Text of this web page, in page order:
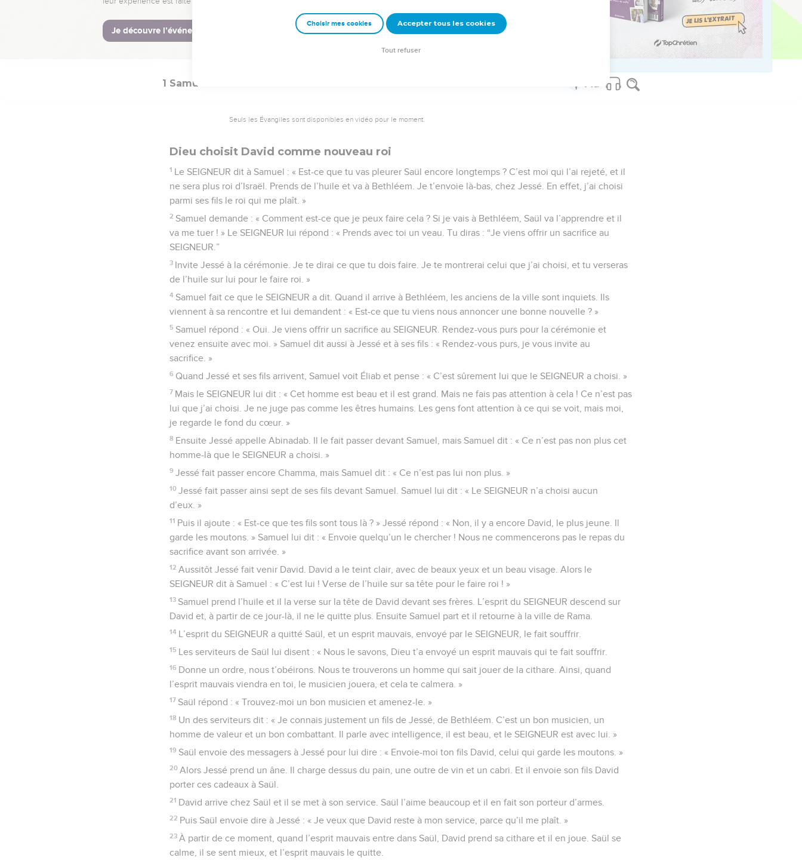
même regrette d’avoir choisi Saül comme roi d’Israël.
© Société biblique française – Bibli’O, 2000, avec autorisation. Pour vous procurer une Bible imprimée, rendez-vous sur www.editionsbiblio.fr
1 Samuel
Seuls les Évangiles sont disponibles en vidéo pour le moment.
Dieu choisit David comme nouveau roi
1 Le SEIGNEUR dit à Samuel : « Est-ce que tu vas pleurer Saül encore longtemps ? C’est moi qui l’ai rejeté, et il
ne sera plus roi d’Israël. Prends de l’huile et va à Bethléem. Je t’envoie là-bas, chez Jessé. En effet, j’ai choisi
parmi ses fils le roi qui me plaît. »
2 Samuel demande : « Comment est-ce que je peux faire cela ? Si je vais à Bethléem, Saül va l’apprendre et il
va me tuer ! » Le SEIGNEUR lui répond : « Prends avec toi un veau. Tu diras : “Je viens offrir un sacrifice au
SEIGNEUR.”
3 Invite Jessé à la cérémonie. Je te dirai ce que tu dois faire. Je te montrerai celui que j’ai choisi, et tu verseras
de l’huile sur lui pour le faire roi. »
4 Samuel fait ce que le SEIGNEUR a dit. Quand il arrive à Bethléem, les anciens de la ville sont inquiets. Ils
viennent à sa rencontre et lui demandent : « Est-ce que tu viens nous annoncer une bonne nouvelle ? »
5 Samuel répond : « Oui. Je viens offrir un sacrifice au SEIGNEUR. Rendez-vous purs pour la cérémonie et
venez ensuite avec moi. » Samuel dit aussi à Jessé et à ses fils : « Rendez-vous purs, je vous invite au
sacrifice. »
6 Quand Jessé et ses fils arrivent, Samuel voit Éliab et pense : « C’est sûrement lui que le SEIGNEUR a choisi. »
7 Mais le SEIGNEUR lui dit : « Cet homme est beau et il est grand. Mais ne fais pas attention à cela ! Ce n’est pas
lui que j’ai choisi. Je ne juge pas comme les êtres humains. Les gens font attention à ce qui se voit, mais moi,
je regarde le fond du cœur. »
8 Ensuite Jessé appelle Abinadab. Il le fait passer devant Samuel, mais Samuel dit : « Ce n’est pas non plus cet
homme-là que le SEIGNEUR a choisi. »
9 Jessé fait passer encore Chamma, mais Samuel dit : « Ce n’est pas lui non plus. »
10 Jessé fait passer ainsi sept de ses fils devant Samuel. Samuel lui dit : « Le SEIGNEUR n’a choisi aucun
d’eux. »
11 Puis il ajoute : « Est-ce que tes fils sont tous là ? » Jessé répond : « Non, il y a encore David, le plus jeune. Il
garde les moutons. » Samuel lui dit : « Envoie quelqu’un le chercher ! Nous ne commencerons pas le repas du
sacrifice avant son arrivée. »
12 Aussitôt Jessé fait venir David. David a le teint clair, avec de beaux yeux et un beau visage. Alors le
SEIGNEUR dit à Samuel : « C’est lui ! Verse de l’huile sur sa tête pour le faire roi ! »
13 Samuel prend l’huile et il la verse sur la tête de David devant ses frères. L’esprit du SEIGNEUR descend sur
David et, à partir de ce jour-là, il ne le quitte plus. Ensuite Samuel part et il retourne à la ville de Rama.
14 L’esprit du SEIGNEUR a quitté Saül, et un esprit mauvais, envoyé par le SEIGNEUR, le fait souffrir.
15 Les serviteurs de Saül lui disent : « Nous le savons, Dieu t’a envoyé un esprit mauvais qui te fait souffrir.
16 Donne un ordre, nous t’obéirons. Nous te trouverons un homme qui sait jouer de la cithare. Ainsi, quand
l’esprit mauvais viendra en toi, le musicien jouera, et cela te calmera. »
17 Saül répond : « Trouvez-moi un bon musicien et amenez-le. »
18 Un des serviteurs dit : « Je connais justement un fils de Jessé, de Bethléem. C’est un bon musicien, un
homme de valeur et un bon combattant. Il parle avec intelligence, il est beau, et le SEIGNEUR est avec lui. »
19 Saül envoie des messagers à Jessé pour lui dire : « Envoie-moi ton fils David, celui qui garde les moutons. »
20 Alors Jessé prend un âne. Il charge dessus du pain, une outre de vin et un cabri. Et il envoie son fils David
porter ces cadeaux à Saül.
21 David arrive chez Saül et il se met à son service. Saül l’aime beaucoup et il en fait son porteur d’armes.
22 Puis Saül envoie dire à Jessé : « Je veux que David reste à mon service, parce qu’il me plaît. »
23 À partir de ce moment, quand l’esprit mauvais entre dans Saül, David prend sa cithare et il en joue. Saül se
calme, il se sent mieux, et l’esprit mauvais le quitte.
Choisir mes cookies Accepter tous les cookies
Tout refuser